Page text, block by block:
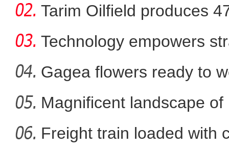
【新疆故事】非遗传承人洪
Tarim Oilfield produces
Technology empowers
Xi
Gagea flowers ready to
Nal
Magnificent landscape
La
Freight train loaded with